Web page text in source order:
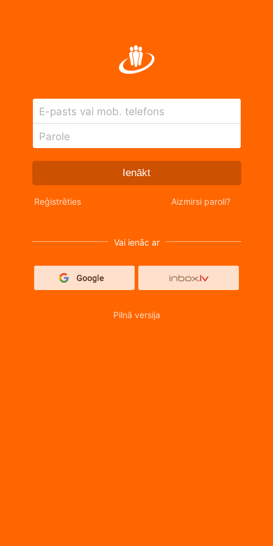
E-pasts vai mob. telefons
Parole
Ienākt
Reģistrēties Aizmirsi paroli?
Vai ienāc ar
Pilnā versija